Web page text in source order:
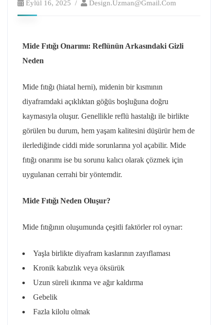
Eylül 16, 2025 Design.uzman@gmail.com
Mide Fıtığı Onarımı: Reflünün Arkasındaki Gizli
Neden
Mide fıtığı (hiatal herni), midenin bir kısmının
diyaframdaki açıklıktan göğüs boşluğuna doğru
kaymasıyla oluşur. Genellikle reflü hastalığı ile birlikte
görülen bu durum, hem yaşam kalitesini düşürür hem de
ilerlediğinde ciddi mide sorunlarına yol açabilir. Mide
fıtığı onarımı ise bu sorunu kalıcı olarak çözmek için
uygulanan cerrahi bir yöntemdir.
Mide Fıtığı Neden Oluşur?
Mide fıtığının oluşumunda çeşitli faktörler rol oynar:
Yaşla birlikte diyafram kaslarının zayıflaması
Kronik kabızlık veya öksürük
Uzun süreli ıkınma ve ağır kaldırma
Gebelik
Fazla kilolu olmak